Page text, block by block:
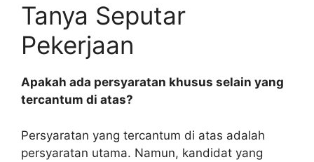
Tanya Seputar
Pekerjaan
Apakah ada persyaratan khusus selain yang
tercantum di atas?
Persyaratan yang tercantum di atas adalah
persyaratan utama. Namun, kandidat yang